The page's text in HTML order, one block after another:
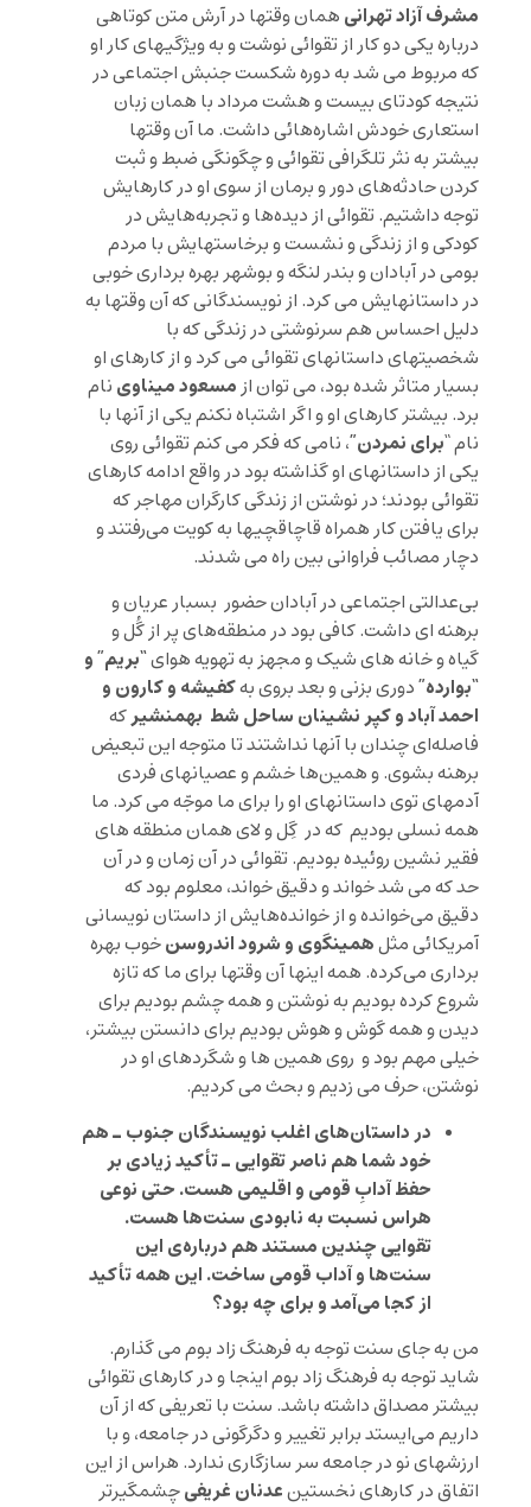
مشرف آزاد تهرانی همان وقتها در آرش متن کوتاهی
درباره یکی دو کار از تقوائی نوشت و به ویژگیهای کار او
که مربوط می شد به دوره شکست جنبش اجتماعی در
نتیجه کودتای بیست و هشت مرداد با همان زبان
استعاری خودش اشاره‌هائی داشت. ما آن وقتها
بیشتر به نثر تلگرافی تقوائی و چگونگی ضبط و ثبت
کردن حادثه‌های دور و برمان از سوی او در کارهایش
توجه داشتیم. تقوائی از دیده‌ها و تجربه‌هایش در
کودکی و از زندگی و نشست و برخاستهایش با مردم
بومی در آبادان و بندر لنگه و بوشهر بهره برداری خوبی
در داستانهایش می کرد. از نویسندگانی که آن وقتها به
دلیل احساس هم سرنوشتی در زندگی که با
شخصیتهای داستانهای تقوائی می کرد و از کارهای او
بسیار متاثر شده بود، می توان ازمسعود میناوی نام
برد. بیشتر کارهای او و اگر اشتباه نکنم یکی از آنها با
نام “برای نمردن”، نامی که فکر می کنم تقوائی روی
یکی از داستانهای او گذاشته بود در واقع ادامه کارهای
تقوائی بودند؛ در نوشتن از زندگی کارگران مهاجر که
برای یافتن کار همراه قاچاقچیها به کویت می‌رفتند و
دچار مصائب فراوانی بین راه می شدند.
بی‌عدالتی اجتماعی در آبادان حضور بسبار عریان و
برهنه ای داشت. کافی بود در منطقه‌های پر از گُل و
گیاه و خانه های شیک و مجهز به تهویه هوای“بریم” و
“بوارده”دوری بزنی و بعد بروی بهکفیشه و کارون و
احمد آباد و کپر نشینان ساحل شط بهمنشیرکه
فاصله‌ای چندان با آنها نداشتند تا متوجه این تبعیض
برهنه بشوی. و همین‌ها خشم و عصیانهای فردی
آدمهای توی داستانهای او را برای ما موجّه می کرد. ما
همه نسلی بودیم که در گِل و لای همان منطقه های
فقیر نشین روئیده بودیم. تقوائی در آن زمان و در آن
حد که می شد خواند و دقیق خواند، معلوم بود که
دقیق می‌خوانده و از خوانده‌هایش از داستان نویسانی
آمریکائی مثلهمینگوی و شرود اندروسنخوب بهره
برداری می‌کرده. همه اینها آن وقتها برای ما که تازه
شروع کرده بودیم به نوشتن و همه چشم بودیم برای
دیدن و همه گوش و هوش بودیم برای دانستن بیشتر،
خیلی مهم بود و روی همین ها و شگردهای او در
نوشتن، حرف می زدیم و بحث می کردیم.
در داستان‌های اغلب نویسندگان جنوب ـ هم
خود شما هم ناصر تقوایی ـ تأکید زیادی بر
حفظ آدابِ قومی و اقلیمی هست. حتی نوعی
هراس نسبت به نابودی سنت‌ها هست.
تقوایی چندین مستند هم درباره‌ی این
سنت‌ها و آداب قومی ساخت. این همه تأکید
از کجا می‌آمد و برای چه بود؟
من به جای سنت توجه به فرهنگ زاد بوم می گذارم.
شاید توجه به فرهنگ زاد بوم اینجا و در کارهای تقوائی
بیشتر مصداق داشته باشد. سنت با تعریفی که از آن
داریم می‌ایستد برابر تغییر و دگرگونی در جامعه، و با
ارزشهای نو در جامعه سر سازگاری ندارد. هراس از این
اتفاق در کارهای نخستینعدنان غریفیچشمگیرتر